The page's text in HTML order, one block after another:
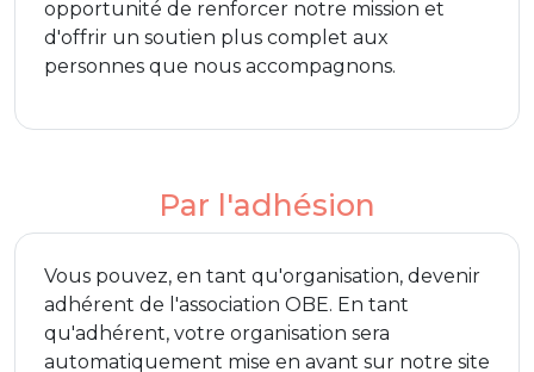
opportunité de renforcer notre mission et
d'offrir un soutien plus complet aux
personnes que nous accompagnons.
Par l'adhésion
Vous pouvez, en tant qu'organisation, devenir
adhérent de l'association OBE. En tant
qu'adhérent, votre organisation sera
automatiquement mise en avant sur notre site